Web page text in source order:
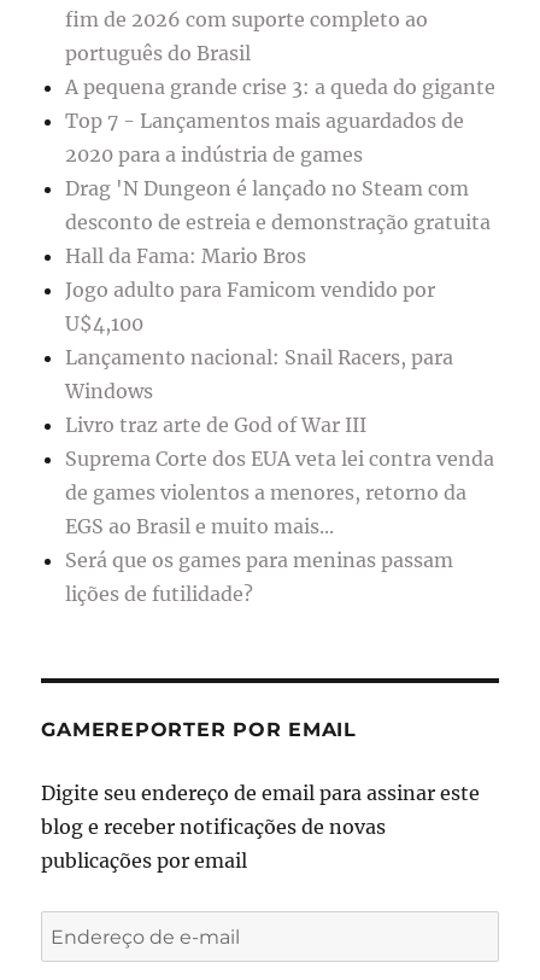
fim de 2026 com suporte completo ao
português do Brasil
A pequena grande crise 3: a queda do gigante
Top 7 - Lançamentos mais aguardados de
2020 para a indústria de games
Drag 'N Dungeon é lançado no Steam com
desconto de estreia e demonstração gratuita
Hall da Fama: Mario Bros
Jogo adulto para Famicom vendido por
U$4,100
Lançamento nacional: Snail Racers, para
Windows
Livro traz arte de God of War III
Suprema Corte dos EUA veta lei contra venda
de games violentos a menores, retorno da
EGS ao Brasil e muito mais...
Será que os games para meninas passam
lições de futilidade?
GAMEREPORTER POR EMAIL
Digite seu endereço de email para assinar este
blog e receber notificações de novas
publicações por email
Endereço
de